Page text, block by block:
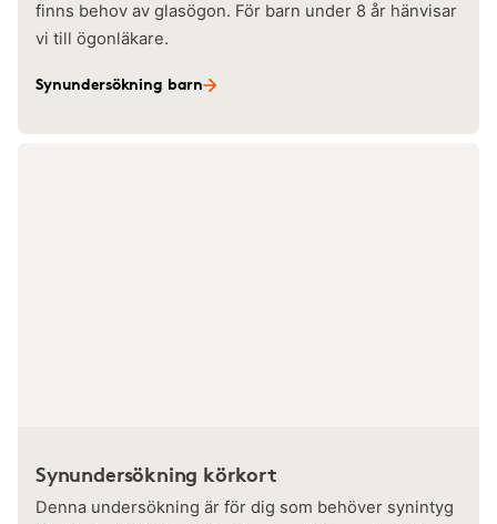
finns behov av glasögon. För barn under 8 år hänvisar
vi till ögonläkare.
Synundersökning barn
Synundersökning körkort
Denna undersökning är för dig som behöver synintyg